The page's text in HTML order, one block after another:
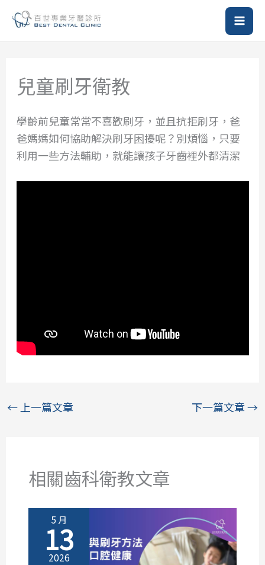
主
兒童刷牙衛教
學齡前兒童常常不喜歡刷牙，並且抗拒刷牙，爸
爸媽媽如何協助解決刷牙困擾呢？別煩惱，只要
利用一些方法輔助，就能讓孩子牙齒裡外都清潔
←上一篇文章 下一篇文章→
相關齒科衛教文章
5 月
13
2026